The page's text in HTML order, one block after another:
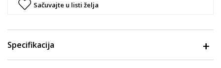
Sačuvajte u listi želja
Specifikacija